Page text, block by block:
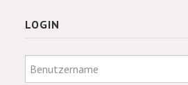
LOGIN
Benutzername